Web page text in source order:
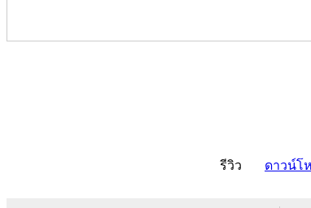
รีวิว ดาวน์โ